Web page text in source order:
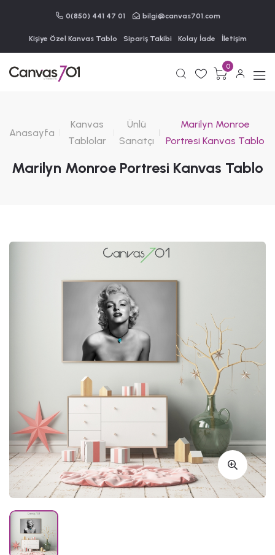
0(850) 441 47 01 bilgi@canvas701.com
Kişiye Özel Kanvas Tablo Sipariş Takibi Kolay İade İletişim
0
Anasayfa
Kanvas
Tablolar
Ünlü
Sanatçı
Marilyn Monroe
Portresi Kanvas Tablo
Marilyn Monroe Portresi Kanvas Tablo